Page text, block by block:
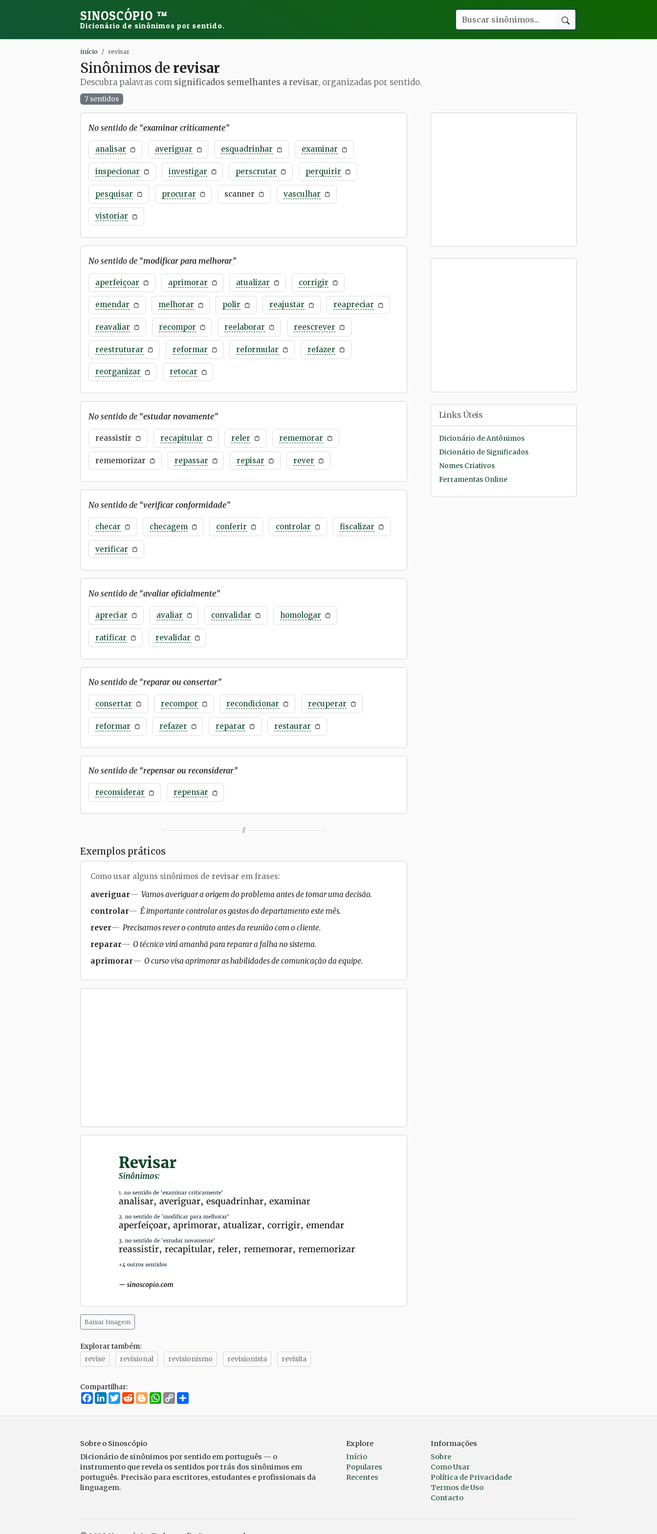
SINOSCÓPIO ™
Dicionário de sinônimos por sentido.
início revisar
Sinônimos de revisar
Descubra palavras com significados semelhantes a revisar, organizadas por sentido.
7 sentidos
No sentido de “examinar criticamente”
analisar averiguar esquadrinhar examinar
inspecionar investigar perscrutar perquirir
pesquisar procurar scanner vasculhar
vistoriar
No sentido de “modificar para melhorar”
aperfeiçoar aprimorar atualizar corrigir
emendar melhorar polir reajustar reapreciar
reavaliar recompor reelaborar reescrever
reestruturar reformar reformular refazer
reorganizar retocar
No sentido de “estudar novamente”
reassistir recapitular reler rememorar
rememorizar repassar repisar rever
No sentido de “verificar conformidade”
checar checagem conferir controlar fiscalizar
verificar
No sentido de “avaliar oficialmente”
apreciar avaliar convalidar homologar
ratificar revalidar
No sentido de “reparar ou consertar”
consertar recompor recondicionar recuperar
reformar refazer reparar restaurar
No sentido de “repensar ou reconsiderar”
reconsiderar repensar
//
Exemplos práticos
Como usar alguns sinônimos de revisar em frases:
averiguar
Vamos averiguar a origem do problema antes de tomar uma decisão.
controlar
É importante controlar os gastos do departamento este mês.
rever
Precisamos rever o contrato antes da reunião com o cliente.
reparar
O técnico virá amanhã para reparar a falha no sistema.
aprimorar
O curso visa aprimorar as habilidades de comunicação da equipe.
Baixar Imagem
Explorar também:
revise
revisional revisionismo revisionista revisita
Compartilhar:
Facebook
LinkedIn
Twitter
RedditBloggerWhatsApp
Copy
Link
Links Úteis
Dicionário de Antônimos
Dicionário de Significados
Nomes Criativos
Ferramentas Online
Sobre o Sinoscópio
Dicionário de sinônimos por sentido em português — o
instrumento que revela os sentidos por trás dos sinônimos em
português. Precisão para escritores, estudantes e profissionais da
linguagem.
Explore
Início
Populares
Recentes
Informações
Sobre
Como Usar
Política de Privacidade
Termos de Uso
Contacto